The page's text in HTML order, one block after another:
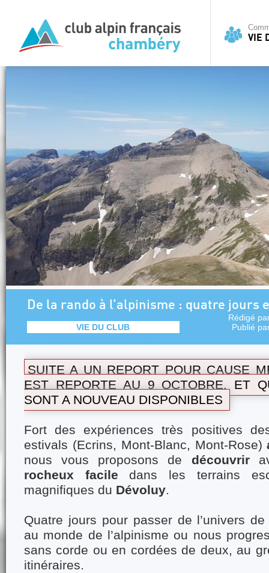
VIE
De la rando à l’alpinisme : quatre jours
VIE DU CLUB
Rédigé
Publié
SUITE A UN REPORT POUR CAUSE
EST REPORTE AU 9 OCTOBRE, ET
SONT A NOUVEAU DISPONIBLES
Fort des expériences très positives
estivals (Ecrins, Mont-Blanc, Mont-Rose)
nous vous proposons de découvrir
rocheux facile dans les terrains
magnifiques du Dévoluy.
Quatre jours pour passer de l’univers
au monde de l’alpinisme ou nous
sans corde ou en cordées de deux, au
itinéraires.